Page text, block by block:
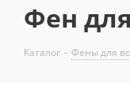
Фен
Каталог - Фены для